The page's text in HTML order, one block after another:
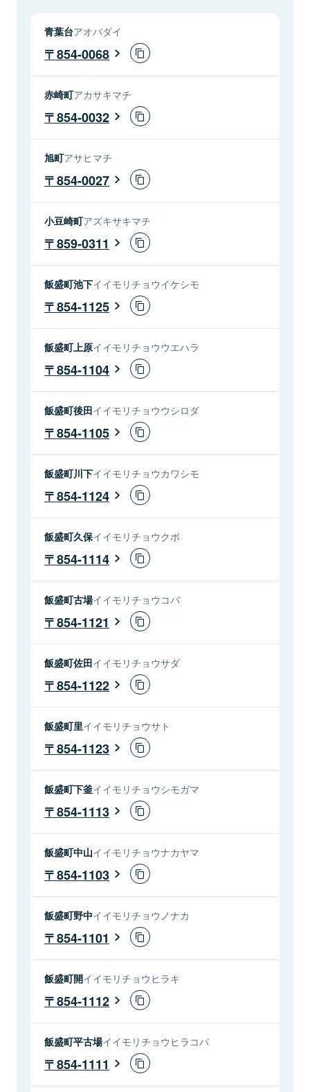
青葉台アオバダイ
854-0068
赤崎町アカサキマチ
854-0032
旭町アサヒマチ
854-0027
小豆崎町アズキサキマチ
859-0311
飯盛町池下イイモリチョウイケシモ
854-1125
飯盛町上原イイモリチョウウエハラ
854-1104
飯盛町後田イイモリチョウウシロダ
854-1105
飯盛町川下イイモリチョウカワシモ
854-1124
飯盛町久保イイモリチョウクボ
854-1114
飯盛町古場イイモリチョウコバ
854-1121
飯盛町佐田イイモリチョウサダ
854-1122
飯盛町里イイモリチョウサト
854-1123
飯盛町下釜イイモリチョウシモガマ
854-1113
飯盛町中山イイモリチョウナカヤマ
854-1103
飯盛町野中イイモリチョウノナカ
854-1101
飯盛町開イイモリチョウヒラキ
854-1112
飯盛町平古場イイモリチョウヒラコバ
854-1111